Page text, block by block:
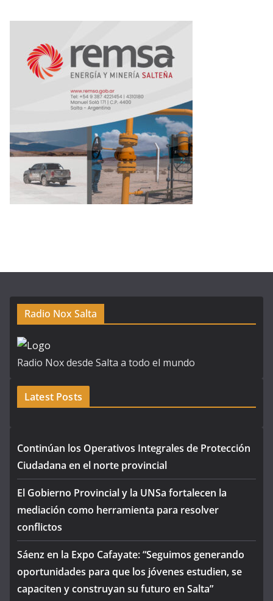
Radio Nox Salta
Radio Nox desde Salta a todo el mundo
Latest Posts
Continúan los Operativos Integrales de Protección
Ciudadana en el norte provincial
El Gobierno Provincial y la UNSa fortalecen la
mediación como herramienta para resolver
conflictos
Sáenz en la Expo Cafayate: “Seguimos generando
oportunidades para que los jóvenes estudien, se
capaciten y construyan su futuro en Salta”